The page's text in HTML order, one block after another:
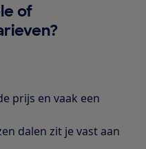
of
prijs en vaak een
dalen zit je vast aan